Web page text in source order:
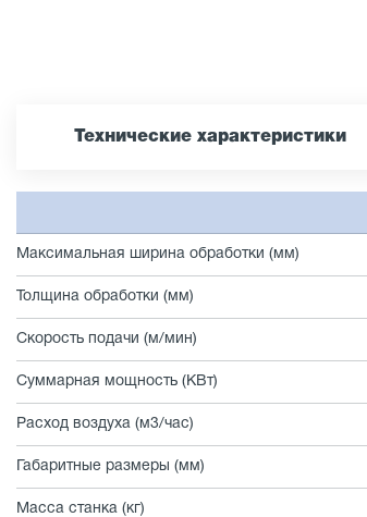
Технические характеристики
Максимальная ширина обработки (мм)
Толщина обработки (мм)
Скорость подачи (м/мин)
Суммарная мощность (КВт)
Расход воздуха (м3/час)
Габаритные размеры (мм)
Масса станка (кг)